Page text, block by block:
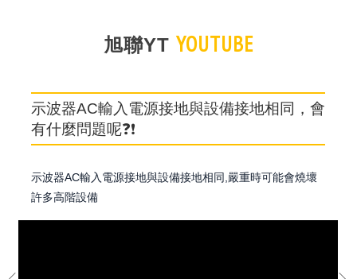
旭聯YT YOUTUBE
示波器AC輸入電源接地與設備接地相同，會
有什麼問題呢❓❗️
示波器AC輸入電源接地與設備接地相同,嚴重時可能會燒壞
許多高階設備